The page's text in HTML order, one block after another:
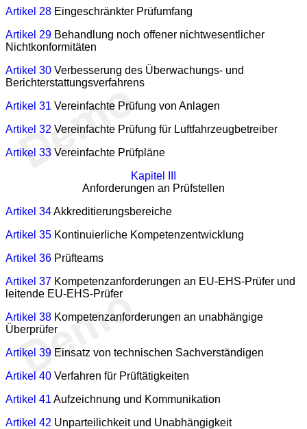
Artikel 28 Eingeschränkter Prüfumfang
Artikel 29 Behandlung noch offener nichtwesentlicher
Nichtkonformitäten
Artikel 30 Verbesserung des Überwachungs- und
Berichterstattungsverfahrens
Artikel 31 Vereinfachte Prüfung von Anlagen
Artikel 32 Vereinfachte Prüfung für Luftfahrzeugbetreiber
Artikel 33 Vereinfachte Prüfpläne
Kapitel III
Anforderungen an Prüfstellen
Artikel 34Akkreditierungsbereiche
Artikel 35 Kontinuierliche Kompetenzentwicklung
Artikel 36 Prüfteams
Artikel 37 Kompetenzanforderungen an EU-EHS-Prüfer und
leitende EU-EHS-Prüfer
Artikel 38 Kompetenzanforderungen an unabhängige
Überprüfer
Artikel 39 Einsatz von technischen Sachverständigen
Artikel 40 Verfahren für Prüftätigkeiten
Artikel 41 Aufzeichnung und Kommunikation
Artikel 42 Unparteilichkeit und Unabhängigkeit